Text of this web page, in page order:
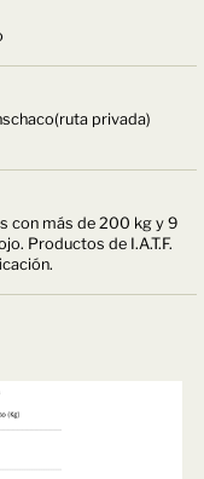
privada)
con más de 200 kg y 9
Productos de I.A.T.F.